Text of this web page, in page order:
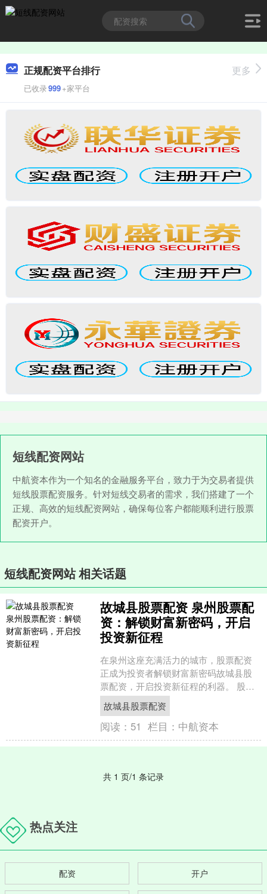
正规配资平台排行
已收录999+家平台
更多
短线配资网站
中航资本作为一个知名的金融服务平台，致力于为交易者提供
短线股票配资服务。针对短线交易者的需求，我们搭建了一个
正规、高效的短线配资网站，确保每位客户都能顺利进行股票
配资开户。
短线配资网站 相关话题
故城县股票配资 泉州股票配
资：解锁财富新密码，开启
投资新征程
在泉州这座充满活力的城市，股票配资
正成为投资者解锁财富新密码故城县股
票配资，开启投资新征程的利器。 股牛
网配资拥有完善的风控体系，严格审核
借款人资质，确保资金安....
故城县股票配资
阅读： 51 栏目： 中航资本
共 1 页/1 条记录
热点关注
配资 开户